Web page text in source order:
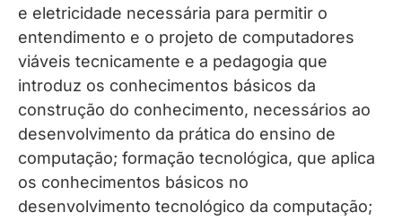
e eletricidade necessária para permitir o
entendimento e o projeto de computadores
viáveis tecnicamente e a pedagogia que
introduz os conhecimentos básicos da
construção do conhecimento, necessários ao
desenvolvimento da prática do ensino de
computação; formação tecnológica, que aplica
os conhecimentos básicos no
desenvolvimento tecnológico da computação;